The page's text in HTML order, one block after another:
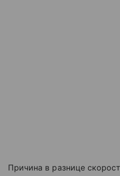
Причина в разнице